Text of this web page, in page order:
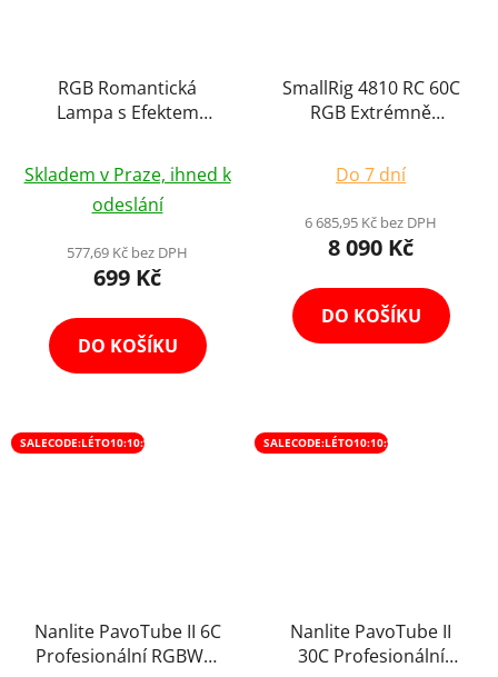
RGB Romantická
Lampa s Efektem
Zátiší LED Světlo
hodnocení
produktu
je
4,1
5
hvězdiček.
Skladem v Praze, ihned k
odeslání
577,69 Kč bez DPH
699 Kč
DO KOŠÍKU
SmallRig 4810 RC 60C
RGB Extrémně
Světlo s Integrovanou
Baterií Powerbank
Do 7 dní
6 685,95 Kč bez DPH
8 090 Kč
DO KOŠÍKU
SALECODE:LÉTO10:10:%
Nanlite PavoTube II 6C
Profesionální RGBWW
SALECODE:LÉTO10:10:%
Nanlite PavoTube II
30C Profesionální